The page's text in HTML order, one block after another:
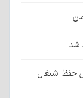
شد
حفظ اشتغال